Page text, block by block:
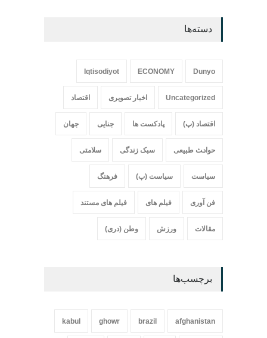
دسته‌ها
Dunyo
ECONOMY
Iqtisodiyot
Uncategorized اخبار تصویری اقتصاد
اقتصاد (پ) پادکست ها جنایی جهان
حواد‍‍‍ث طبیعی سبک زندگی سلامتی
سیاست سیاست (پ) فرهنگ
فن آوری فیلم های فیلم های مستند
مقالات ورزش وطن (دری)
برچسب‌ها
afghanistan
brazil
ghowr
kabul